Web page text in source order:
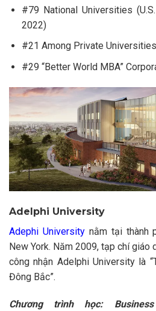
#79 National Universities
2022)
#21 Among Private
#29 “Better World MBA”
Adelphi University
Adephi University nằm tại thành
New York. Năm 2009, tạp chí
công nhận Adelphi University là
Đông Bắc”.
Chương trình học: